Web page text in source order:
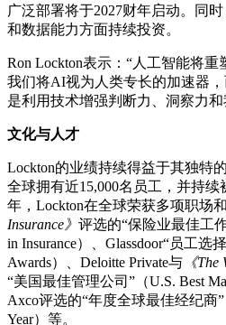
广泛部署将于2027财年启动。同
和数据能力方面持续投资。
Ron Lockton表示：“人工智能将重
我们将AI视为人类专长的加速器
是利用技术增强判断力、洞察力
文化与人才
Lockton的业绩持续得益于其独特
全球拥有近15,000名员工，并持续
年，Lockton在全球荣获多项职场
Insurance》 评选的“保险业最佳工
in Insurance）、Glassdoor“员工选
Awards）、Deloitte Private与 《The
“美国最佳管理公司”（U.S. Best
Axco评选的“年度全球最佳经纪商”
Year）等。